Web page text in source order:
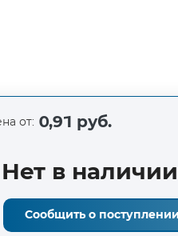
от: 0,91 руб.
Нет в наличии
Сообщить о поступлении